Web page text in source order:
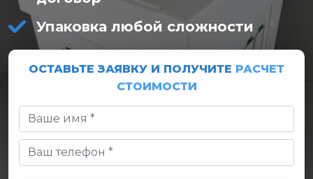
Упаковка любой сложности
ОСТАВЬТЕ ЗАЯВКУ И ПОЛУЧИТЕ РАСЧЕТ
СТОИМОСТИ